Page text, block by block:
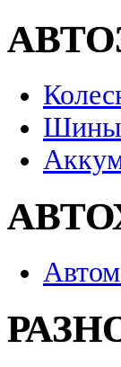
Шины